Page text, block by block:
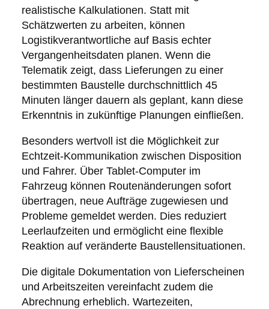
realistische Kalkulationen. Statt mit
Schätzwerten zu arbeiten, können
Logistikverantwortliche auf Basis echter
Vergangenheitsdaten planen. Wenn die
Telematik zeigt, dass Lieferungen zu einer
bestimmten Baustelle durchschnittlich 45
Minuten länger dauern als geplant, kann diese
Erkenntnis in zukünftige Planungen einfließen.
Besonders wertvoll ist die Möglichkeit zur
Echtzeit-Kommunikation zwischen Disposition
und Fahrer. Über Tablet-Computer im
Fahrzeug können Routenänderungen sofort
übertragen, neue Aufträge zugewiesen und
Probleme gemeldet werden. Dies reduziert
Leerlaufzeiten und ermöglicht eine flexible
Reaktion auf veränderte Baustellensituationen.
Die digitale Dokumentation von Lieferscheinen
und Arbeitszeiten vereinfacht zudem die
Abrechnung erheblich. Wartezeiten,